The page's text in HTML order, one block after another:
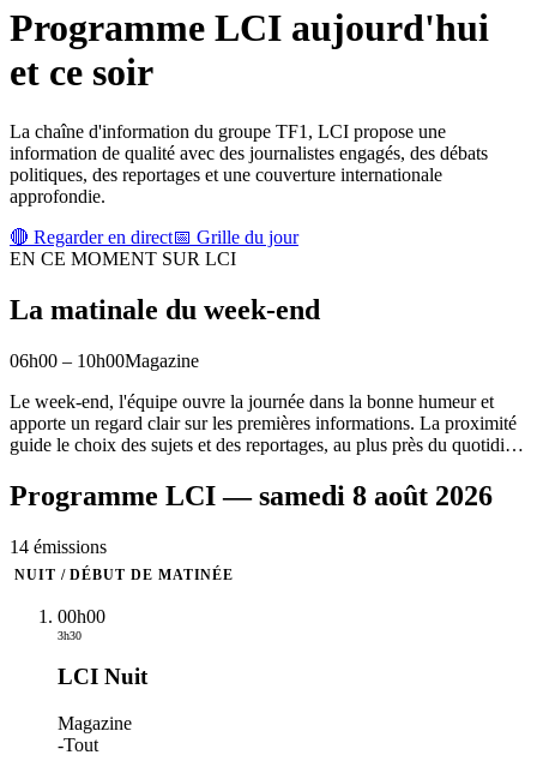
Programme LCI aujourd'hui
et ce soir
La chaîne d'information du groupe TF1, LCI propose une
information de qualité avec des journalistes engagés, des débats
politiques, des reportages et une couverture internationale
approfondie.
🔴 Regarder en direct📅 Grille du jour
EN CE MOMENT SUR LCI
La matinale du week-end
06h00 – 10h00Magazine
Le week-end, l'équipe ouvre la journée dans la bonne humeur et
apporte un regard clair sur les premières informations. La proximité
guide le choix des sujets et des reportages, au plus près du quotidi…
Programme LCI—samedi 8 août 2026
14 émissions
NUIT / DÉBUT DE MATINÉE
00h00
3h30
LCI Nuit
Magazine
-Tout